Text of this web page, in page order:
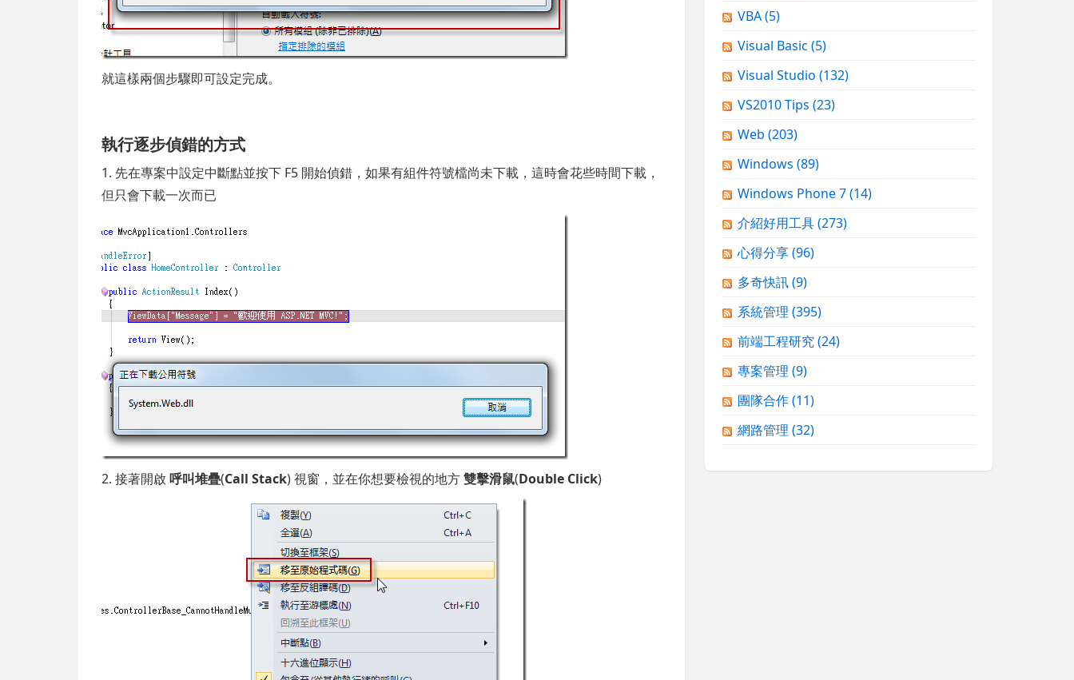
就這樣兩個步驟即可設定完成。
執行逐步偵錯的方式
1. 先在專案中設定中斷點並按下 F5 開始偵錯，如果有組件符號檔尚未下載，這時會花些時間下載，
但只會下載一次而已
2. 接著開啟呼叫堆疊(Call Stack) 視窗，並在你想要檢視的地方雙擊滑鼠(Double Click)
VBA(5)
Visual Basic (5)
Visual Studio (132)
VS2010 Tips (23)
Web (203)
Windows (89)
Windows Phone 7(14)
介紹好用工具(273)
心得分享(96)
多奇快訊(9)
系統管理 (395)
前端工程研究(24)
專案管理 (9)
團隊合作(11)
網路管理 (32)